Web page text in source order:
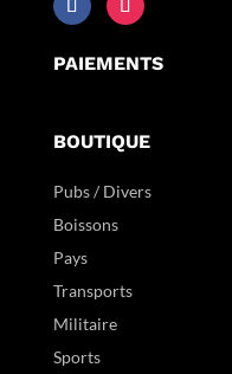
PAIEMENTS
BOUTIQUE
Pubs / Divers
Boissons
Pays
Transports
Militaire
Sports